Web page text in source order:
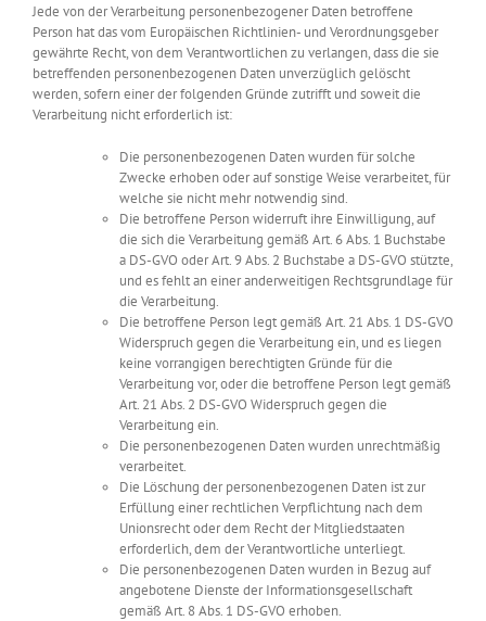
Jede von der Verarbeitung personenbezogener Daten betroffene
Person hat das vom Europäischen Richtlinien- und Verordnungsgeber
gewährte Recht, von dem Verantwortlichen zu verlangen, dass die sie
betreffenden personenbezogenen Daten unverzüglich gelöscht
werden, sofern einer der folgenden Gründe zutrifft und soweit die
Verarbeitung nicht erforderlich ist:
Die personenbezogenen Daten wurden für solche
Zwecke erhoben oder auf sonstige Weise verarbeitet, für
welche sie nicht mehr notwendig sind.
Die betroffene Person widerruft ihre Einwilligung, auf
die sich die Verarbeitung gemäß Art. 6 Abs. 1 Buchstabe
a DS-GVO oder Art. 9 Abs. 2 Buchstabe a DS-GVO stützte,
und es fehlt an einer anderweitigen Rechtsgrundlage für
die Verarbeitung.
Die betroffene Person legt gemäß Art. 21 Abs. 1 DS-GVO
Widerspruch gegen die Verarbeitung ein, und es liegen
keine vorrangigen berechtigten Gründe für die
Verarbeitung vor, oder die betroffene Person legt gemäß
Art. 21 Abs. 2 DS-GVO Widerspruch gegen die
Verarbeitung ein.
Die personenbezogenen Daten wurden unrechtmäßig
verarbeitet.
Die Löschung der personenbezogenen Daten ist zur
Erfüllung einer rechtlichen Verpflichtung nach dem
Unionsrecht oder dem Recht der Mitgliedstaaten
erforderlich, dem der Verantwortliche unterliegt.
Die personenbezogenen Daten wurden in Bezug auf
angebotene Dienste der Informationsgesellschaft
gemäß Art. 8 Abs. 1 DS-GVO erhoben.